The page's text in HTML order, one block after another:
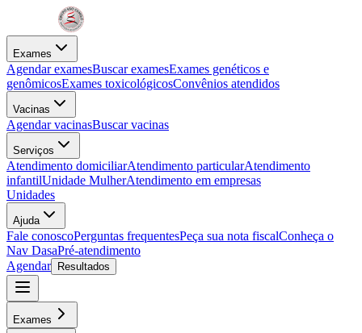
Exames
Agendar examesBuscar examesExames genéticos e
genômicosExames toxicológicosConvênios atendidos
Vacinas
Agendar vacinasBuscar vacinas
Serviços
Atendimento domiciliarAtendimento particularAtendimento
infantilUnidade MulherAtendimento em empresas
Unidades
Ajuda
Fale conoscoPerguntas frequentesPeça sua nota fiscalConheça o
Nav DasaPré-atendimento
Agendar
Resultados
Exames